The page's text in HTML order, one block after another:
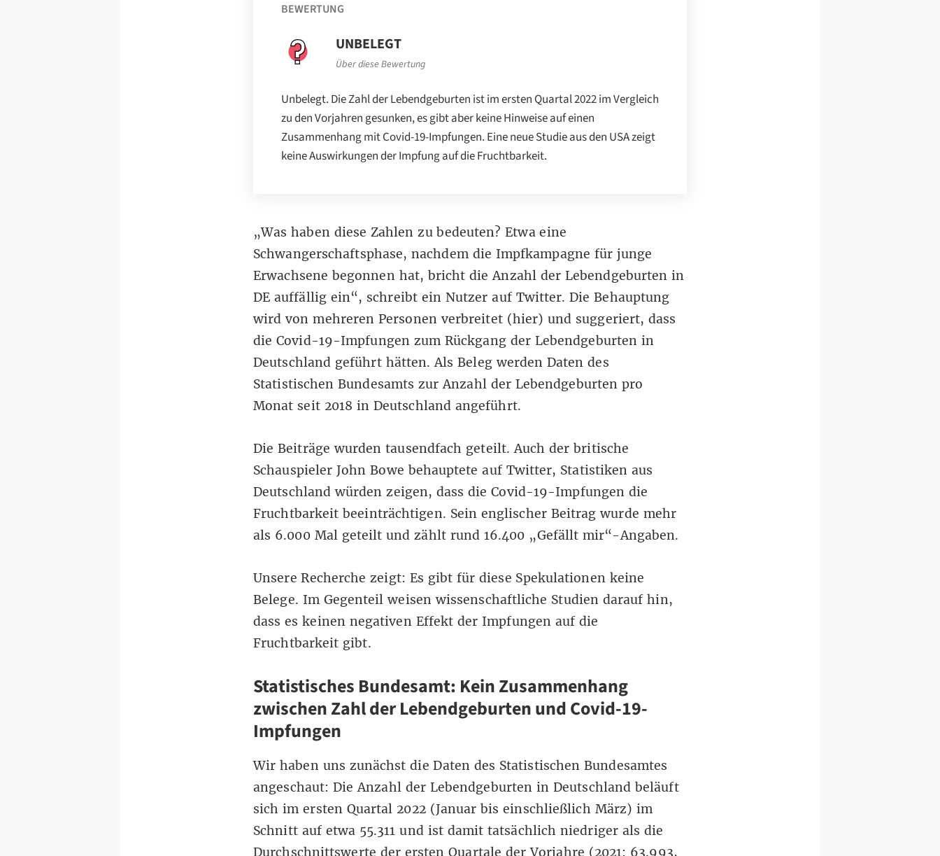
BEWERTUNG
UNBELEGT
Über diese Bewertung
Unbelegt. Die Zahl der Lebendgeburten ist im ersten Quartal 2022 im Vergleich
zu den Vorjahren gesunken, es gibt aber keine Hinweise auf einen
Zusammenhang mit Covid-19-Impfungen. Eine neue Studie aus den USA zeigt
keine Auswirkungen der Impfung auf die Fruchtbarkeit.
„Was haben diese Zahlen zu bedeuten? Etwa eine
Schwangerschaftsphase, nachdem die Impfkampagne für junge
Erwachsene begonnen hat, bricht die Anzahl der Lebendgeburten in
DE auffällig ein“, schreibt ein Nutzer auf Twitter. Die Behauptung
wird von mehreren Personen verbreitet (hier) und suggeriert, dass
die Covid-19-Impfungen zum Rückgang der Lebendgeburten in
Deutschland geführt hätten. Als Beleg werden Daten des
Statistischen Bundesamts zur Anzahl der Lebendgeburten pro
Monat seit 2018 in Deutschland angeführt.
Die Beiträge wurden tausendfach geteilt. Auch der britische
Schauspieler John Bowe behauptete auf Twitter, Statistiken aus
Deutschland würden zeigen, dass die Covid-19-Impfungen die
Fruchtbarkeit beeinträchtigen. Sein englischer Beitrag wurde mehr
als 6.000 Mal geteilt und zählt rund 16.400 „Gefällt mir“-Angaben.
Unsere Recherche zeigt: Es gibt für diese Spekulationen keine
Belege. Im Gegenteil weisen wissenschaftliche Studien darauf hin,
dass es keinen negativen Effekt der Impfungen auf die
Fruchtbarkeit gibt.
Statistisches Bundesamt: Kein Zusammenhang
zwischen Zahl der Lebendgeburten und Covid-19-
Impfungen
Wir haben uns zunächst dieDaten des Statistischen Bundesamtes
angeschaut: Die Anzahl der Lebendgeburten in Deutschland beläuft
sich im ersten Quartal 2022 (Januar bis einschließlich März) im
Schnitt auf etwa 55.311 und ist damit tatsächlich niedriger als die
Durchschnittswerte der ersten Quartale der Vorjahre (2021: 63.993,